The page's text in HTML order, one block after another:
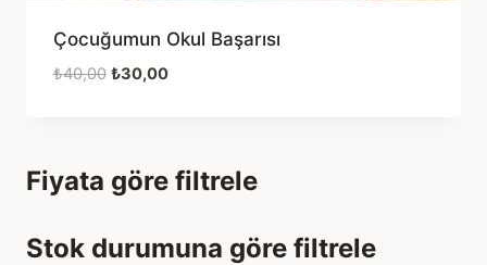
Çocuğumun Okul Başarısı
₺40,00 Orijinal
₺30,00Şu
Fiyata göre filtrele
Stok durumuna göre filtrele